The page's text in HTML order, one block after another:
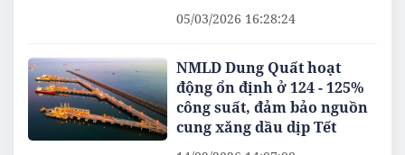
05/03/2026 16:28:24
NMLD Dung Quất hoạt
động ổn định ở 124 - 125%
công suất, đảm bảo nguồn
cung xăng dầu dịp Tết